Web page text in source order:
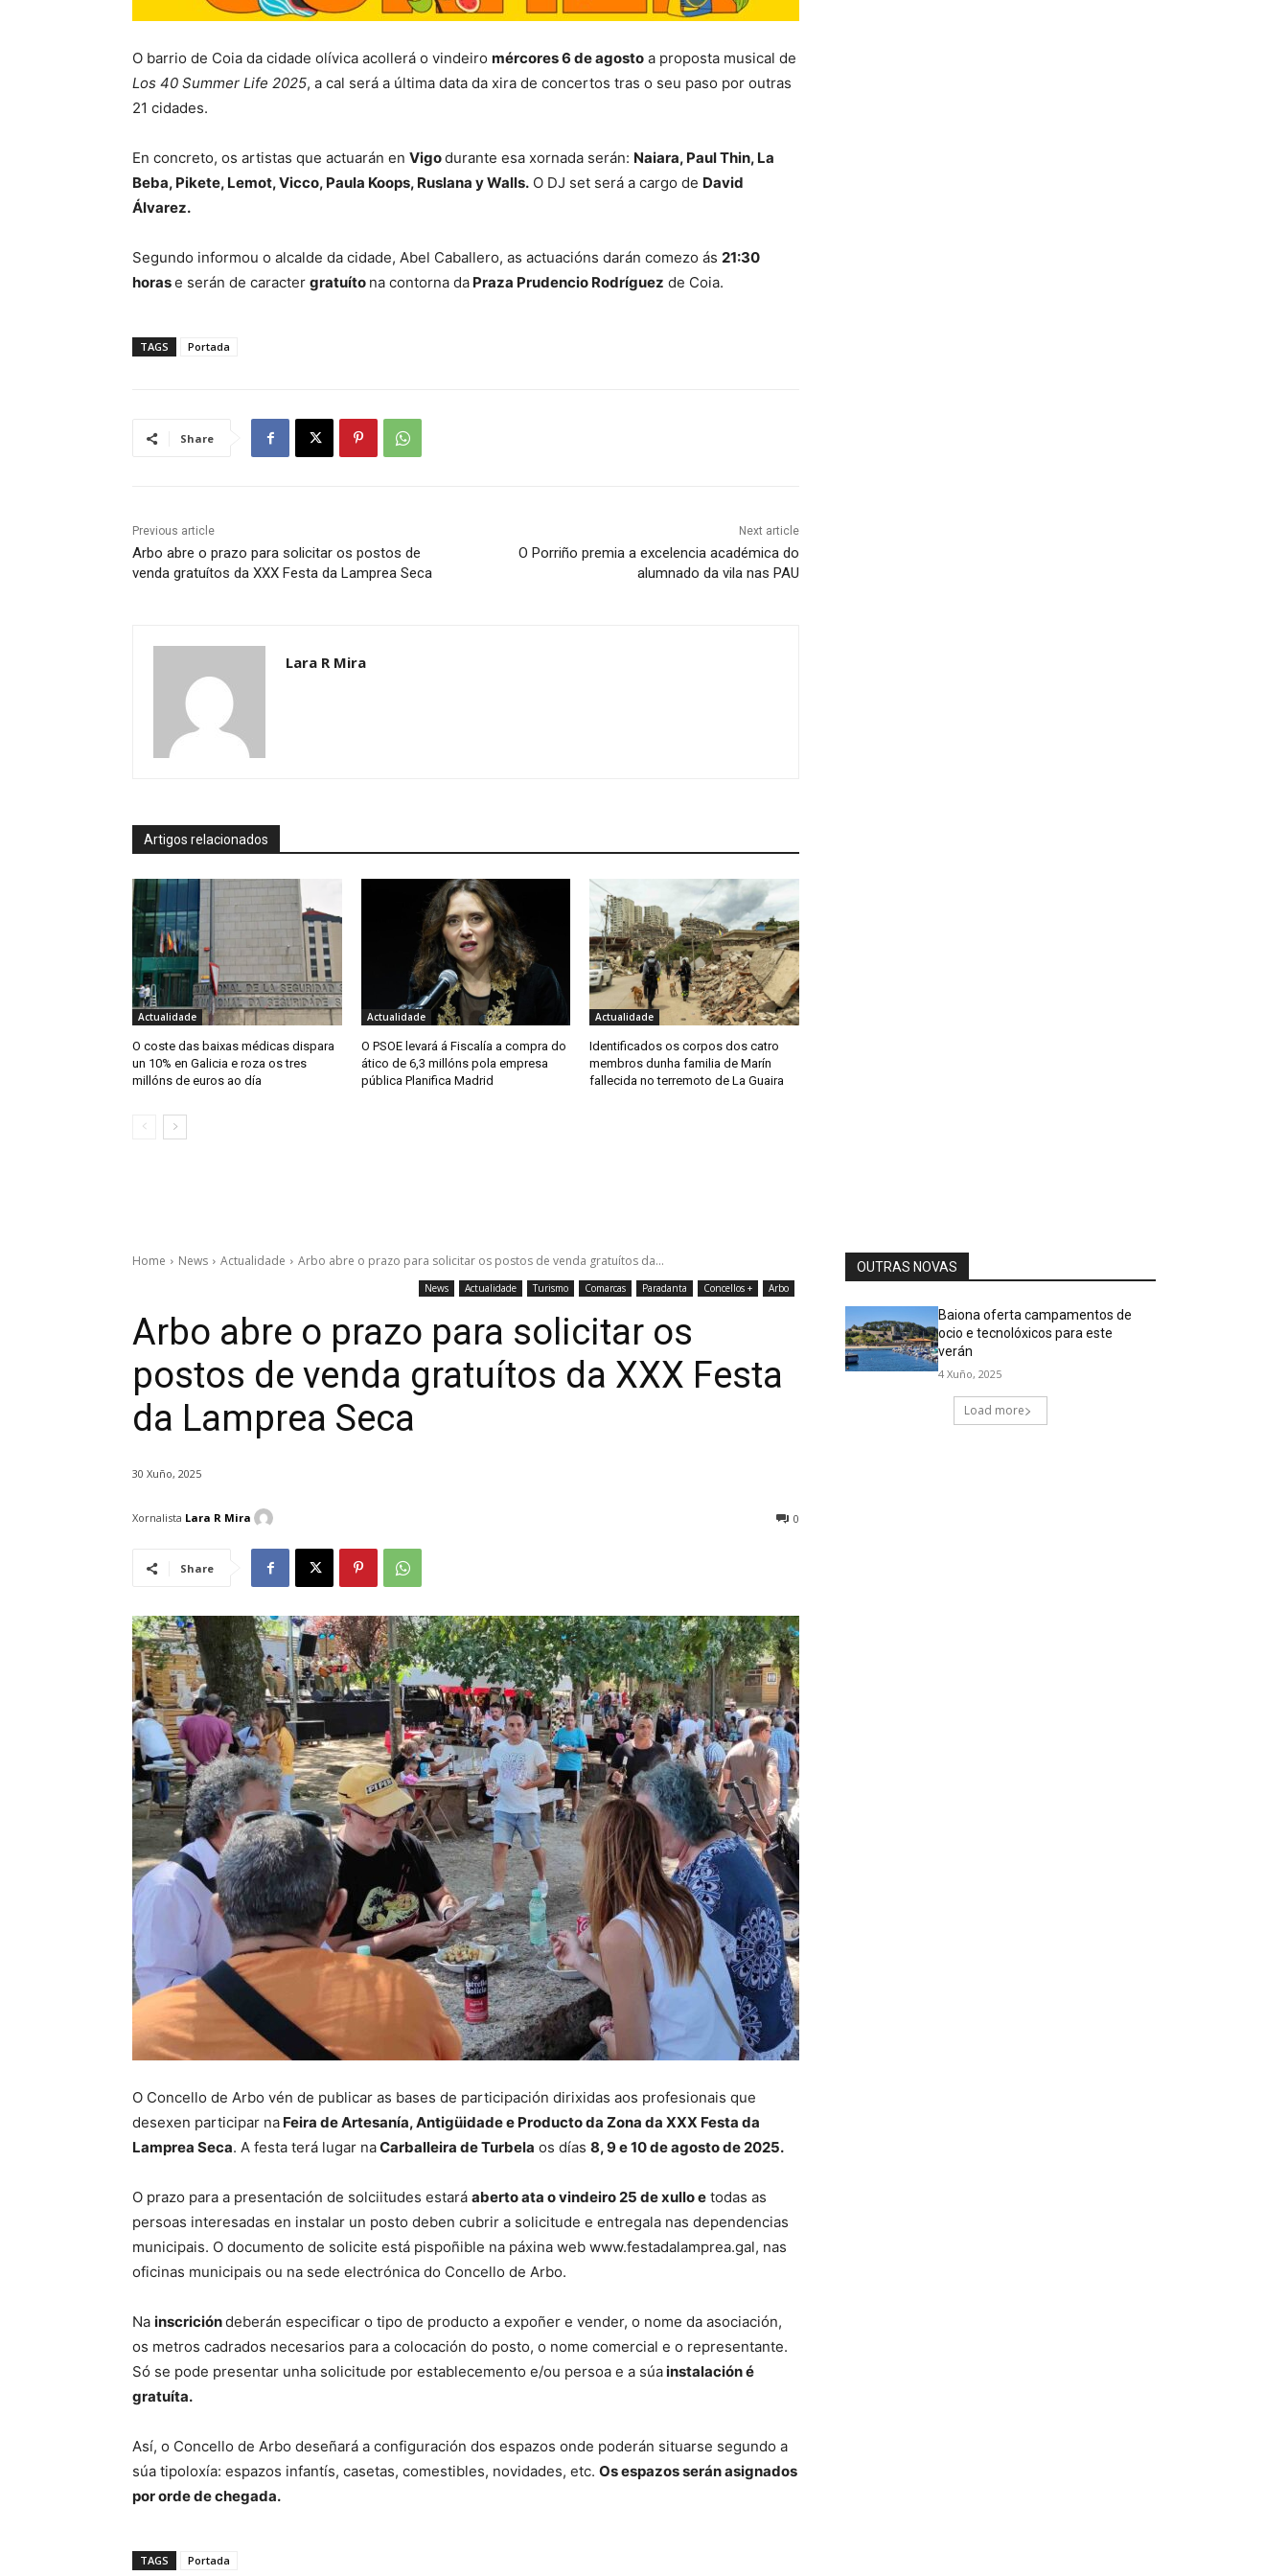
O barrio de Coia da cidade olívica acollerá o vindeiro mércores 6 de agosto a proposta musical de
Los 40 Summer Life 2025, a cal será a última data da xira de concertos tras o seu paso por outras
21 cidades.
En concreto, os artistas que actuarán en Vigodurante esa xornada serán: Naiara, Paul Thin, La
Beba, Pikete, Lemot, Vicco, Paula Koops, Ruslana y Walls. O DJ set será a cargo de David
Álvarez.
Segundo informou o alcalde da cidade, Abel Caballero, as actuacións darán comezo ás 21:30
horase serán de caracter gratuíto na contorna da Praza Prudencio Rodríguez de Coia.
TAGS Portada
Share
Previous article
Arbo abre o prazo para solicitar os postos de
venda gratuítos da XXX Festa da Lamprea Seca
Next article
O Porriño premia a excelencia académica do
alumnado da vila nas PAU
Lara R Mira
Artigos relacionados
Actualidade
O coste das baixas médicas dispara
un 10% en Galicia e roza os tres
millóns de euros ao día
Actualidade
O PSOE levará á Fiscalía a compra do
ático de 6,3 millóns pola empresa
pública Planifica Madrid
Actualidade
Identificados os corpos dos catro
membros dunha familia de Marín
fallecida no terremoto de La Guaira